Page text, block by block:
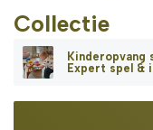
Collectie
Kinderopvang
Expert spel &